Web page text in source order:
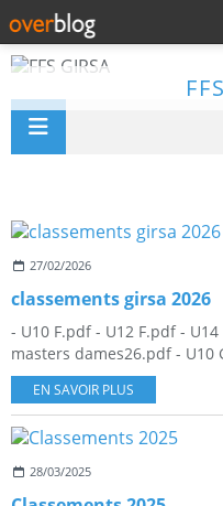
27/02/2026
classements girsa 2026
- U10 F.pdf - U12 F.pdf -
masters dames26.pdf - U10
EN SAVOIR PLUS
28/03/2025